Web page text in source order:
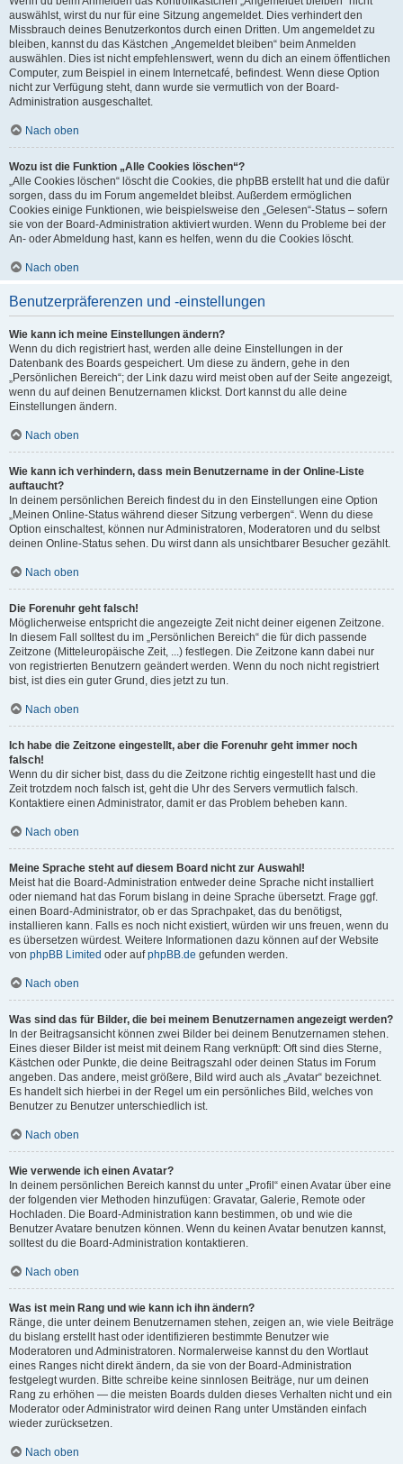
auswählst, wirst du nur für eine Sitzung angemeldet. Dies verhindert den
Missbrauch deines Benutzerkontos durch einen Dritten. Um angemeldet zu
bleiben, kannst du das Kästchen „Angemeldet bleiben“ beim Anmelden
auswählen. Dies ist nicht empfehlenswert, wenn du dich an einem öffentlichen
Computer, zum Beispiel in einem Internetcafé, befindest. Wenn diese Option
nicht zur Verfügung steht, dann wurde sie vermutlich von der Board-
Administration ausgeschaltet.
Nach oben
Wozu ist die Funktion „Alle Cookies löschen“?
„Alle Cookies löschen“ löscht die Cookies, die phpBB erstellt hat und die dafür
sorgen, dass du im Forum angemeldet bleibst. Außerdem ermöglichen
Cookies einige Funktionen, wie beispielsweise den „Gelesen“-Status – sofern
sie von der Board-Administration aktiviert wurden. Wenn du Probleme bei der
An- oder Abmeldung hast, kann es helfen, wenn du die Cookies löscht.
Nach oben
Benutzerpräferenzen und -einstellungen
Wie kann ich meine Einstellungen ändern?
Wenn du dich registriert hast, werden alle deine Einstellungen in der
Datenbank des Boards gespeichert. Um diese zu ändern, gehe in den
„Persönlichen Bereich“; der Link dazu wird meist oben auf der Seite angezeigt,
wenn du auf deinen Benutzernamen klickst. Dort kannst du alle deine
Einstellungen ändern.
Nach oben
Wie kann ich verhindern, dass mein Benutzername in der Online-Liste
auftaucht?
In deinem persönlichen Bereich findest du in den Einstellungen eine Option
„Meinen Online-Status während dieser Sitzung verbergen“. Wenn du diese
Option einschaltest, können nur Administratoren, Moderatoren und du selbst
deinen Online-Status sehen. Du wirst dann als unsichtbarer Besucher gezählt.
Nach oben
Die Forenuhr geht falsch!
Möglicherweise entspricht die angezeigte Zeit nicht deiner eigenen Zeitzone.
In diesem Fall solltest du im „Persönlichen Bereich“ die für dich passende
Zeitzone (Mitteleuropäische Zeit, ...) festlegen. Die Zeitzone kann dabei nur
von registrierten Benutzern geändert werden. Wenn du noch nicht registriert
bist, ist dies ein guter Grund, dies jetzt zu tun.
Nach oben
Ich habe die Zeitzone eingestellt, aber die Forenuhr geht immer noch
falsch!
Wenn du dir sicher bist, dass du die Zeitzone richtig eingestellt hast und die
Zeit trotzdem noch falsch ist, geht die Uhr des Servers vermutlich falsch.
Kontaktiere einen Administrator, damit er das Problem beheben kann.
Nach oben
Meine Sprache steht auf diesem Board nicht zur Auswahl!
Meist hat die Board-Administration entweder deine Sprache nicht installiert
oder niemand hat das Forum bislang in deine Sprache übersetzt. Frage ggf.
einen Board-Administrator, ob er das Sprachpaket, das du benötigst,
installieren kann. Falls es noch nicht existiert, würden wir uns freuen, wenn du
es übersetzen würdest. Weitere Informationen dazu können auf der Website
von phpBB Limited oder aufphpBB.de gefunden werden.
Nach oben
Was sind das für Bilder, die bei meinem Benutzernamen angezeigt werden?
In der Beitragsansicht können zwei Bilder bei deinem Benutzernamen stehen.
Eines dieser Bilder ist meist mit deinem Rang verknüpft: Oft sind dies Sterne,
Kästchen oder Punkte, die deine Beitragszahl oder deinen Status im Forum
angeben. Das andere, meist größere, Bild wird auch als „Avatar“ bezeichnet.
Es handelt sich hierbei in der Regel um ein persönliches Bild, welches von
Benutzer zu Benutzer unterschiedlich ist.
Nach oben
Wie verwende ich einen Avatar?
In deinem persönlichen Bereich kannst du unter „Profil“ einen Avatar über eine
der folgenden vier Methoden hinzufügen: Gravatar, Galerie, Remote oder
Hochladen. Die Board-Administration kann bestimmen, ob und wie die
Benutzer Avatare benutzen können. Wenn du keinen Avatar benutzen kannst,
solltest du die Board-Administration kontaktieren.
Nach oben
Was ist mein Rang und wie kann ich ihn ändern?
Ränge, die unter deinem Benutzernamen stehen, zeigen an, wie viele Beiträge
du bislang erstellt hast oder identifizieren bestimmte Benutzer wie
Moderatoren und Administratoren. Normalerweise kannst du den Wortlaut
eines Ranges nicht direkt ändern, da sie von der Board-Administration
festgelegt wurden. Bitte schreibe keine sinnlosen Beiträge, nur um deinen
Rang zu erhöhen — die meisten Boards dulden dieses Verhalten nicht und ein
Moderator oder Administrator wird deinen Rang unter Umständen einfach
wieder zurücksetzen.
Nach oben